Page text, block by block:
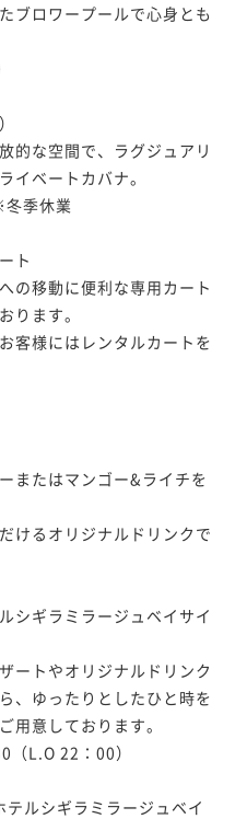
¥ 232,165 ~
め！南国リゾートで暮ら
定＞/朝食付
OUT11:00
ト即利用で
ブロワープールで心身とも
的な空間で、ラグジュアリ
イベートカバナ。
季休業
ト
の移動に便利な専用カート
ります。
客様にはレンタルカートを
またはマンゴー&ライチを
けるオリジナルドリンクで
シギラミラージュベイサイ
ートやオリジナルドリンク
、ゆったりとしたひと時を
用意しております。
（L.O 22：00）
ルシギラミラージュベイ